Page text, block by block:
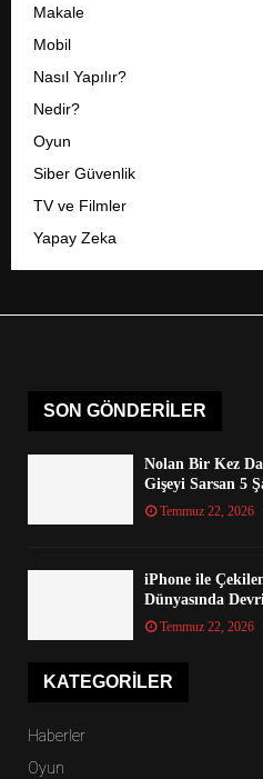
Makale
Mobil
Nasıl Yapılır?
Nedir?
Oyun
Siber Güvenlik
TV ve Filmler
Yapay Zeka
SON GÖNDERILER
Nolan Bir Kez
Gişeyi Sarsan 5
Temmuz 22, 2026
iPhone ile
Dünyasında
Temmuz 22, 2026
KATEGORILER
Haberler
Oyun